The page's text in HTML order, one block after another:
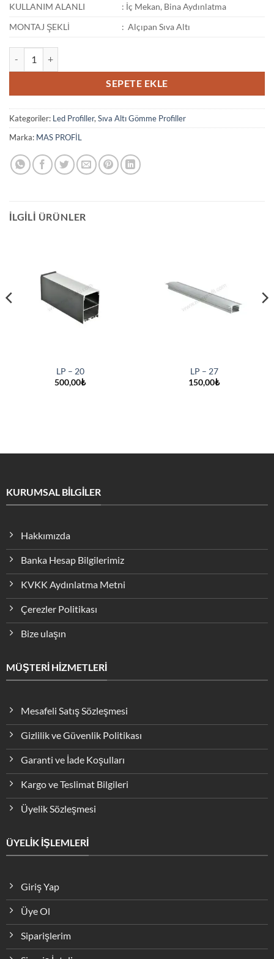
KULLANIM ALANLI
: İç Mekan, Bina Aydınlatma
MONTAJ ŞEKLİ
: Alçıpan Sıva Altı
SEPETE EKLE
Kategoriler: Led Profiller, Sıva Altı Gömme Profiller
Marka: MAS PROFİL
İLGILI ÜRÜNLER
LP – 20
500,00₺
LP – 27
150,00₺
KURUMSAL BİLGİLER
Hakkımızda
Banka Hesap Bilgilerimiz
KVKK Aydınlatma Metni
Çerezler Politikası
Bize ulaşın
MÜŞTERİ HİZMETLERİ
Mesafeli Satış Sözleşmesi
Gizlilik ve Güvenlik Politikası
Garanti ve İade Koşulları
Kargo ve Teslimat Bilgileri
Üyelik Sözleşmesi
ÜYELİK İŞLEMLERİ
Giriş Yap
Üye Ol
Siparişlerim